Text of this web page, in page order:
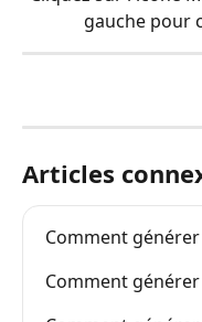
gauche pour
Articles
Comment
Comment